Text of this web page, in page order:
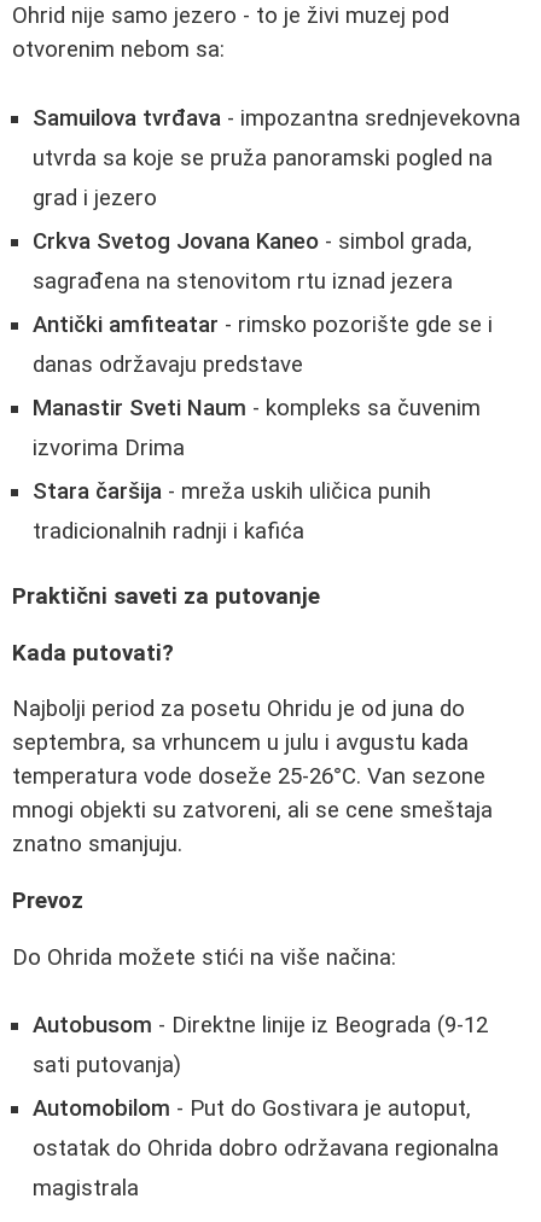
Ohrid nije samo jezero - to je živi muzej pod
otvorenim nebom sa:
Samuilova tvrđava - impozantna srednjevekovna
utvrda sa koje se pruža panoramski pogled na
grad i jezero
Crkva Svetog Jovana Kaneo - simbol grada,
sagrađena na stenovitom rtu iznad jezera
Antički amfiteatar - rimsko pozorište gde se i
danas održavaju predstave
Manastir Sveti Naum - kompleks sa čuvenim
izvorima Drima
Stara čaršija - mreža uskih uličica punih
tradicionalnih radnji i kafića
Praktični saveti za putovanje
Kada putovati?
Najbolji period za posetu Ohridu je od juna do
septembra, sa vrhuncem u julu i avgustu kada
temperatura vode doseže 25-26°C. Van sezone
mnogi objekti su zatvoreni, ali se cene smeštaja
znatno smanjuju.
Prevoz
Do Ohrida možete stići na više načina:
Autobusom - Direktne linije iz Beograda (9-12
sati putovanja)
Automobilom - Put do Gostivara je autoput,
ostatak do Ohrida dobro održavana regionalna
magistrala